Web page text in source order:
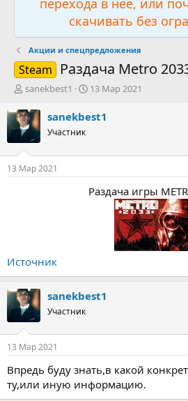
перехода в неё, или
скачивать без
Акции и спецпредложения
Steam Раздача Metro
А
т
о
т
е
м
sanekbest1
Д
т
а
л
13 Мар 2021
sanekbest1
Участник
13 Мар 2021
Раздача игры
Источник
sanekbest1
Участник
13 Мар 2021
Впредь буду знать,в какой
ту,или иную информацию.